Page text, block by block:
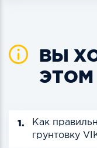
ВЫ
ЭТОМ
1.
Как
грунтовку